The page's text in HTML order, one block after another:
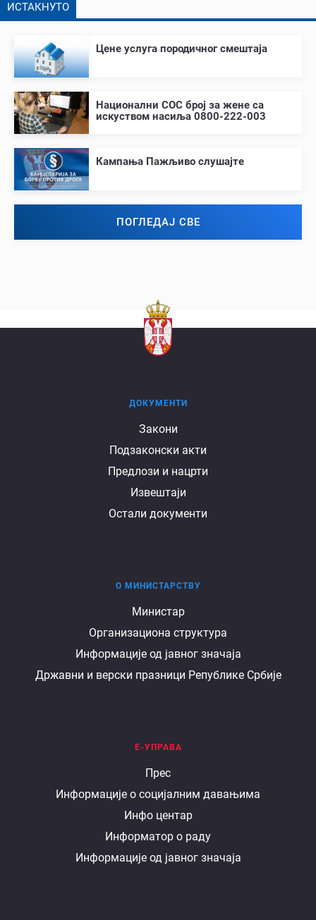
ИСТАКНУТО
Цене услуга породичног смештаја
Национални СОС број за жене са
искуством насиља 0800-222-003
Кампања Пажљиво слушајте
ПОГЛЕДАЈ СВЕ
ДОКУМЕНТИ
Закони
Подзаконски акти
Предлози и нацрти
Извештаји
Остали документи
министарству
О МИНИСТАРСТВУ
Министар
Организациона структура
Информације од јавног значаја
Државни и верски празници Републике Србије
Е-УПРАВА
Прес
Информације о социјалним давањима
Инфо центар
Информатор о раду
Информације од јавног значаја